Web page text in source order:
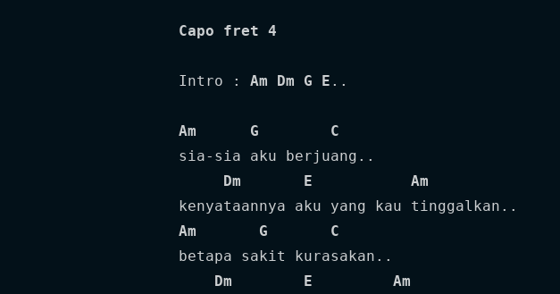
Capo fret 4
Intro : Am Dm G E ..
Am G
C
sia-sia aku berjuang..
Dm
E
Am
Am
G
C
betapa sakit kurasakan..
Dm
E
Am